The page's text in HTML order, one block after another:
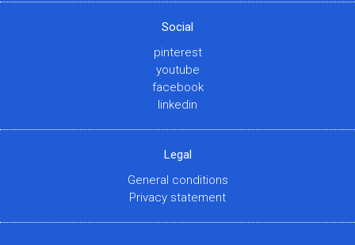
Social
pinterest
youtube
facebook
linkedin
Legal
General conditions
Privacy statement